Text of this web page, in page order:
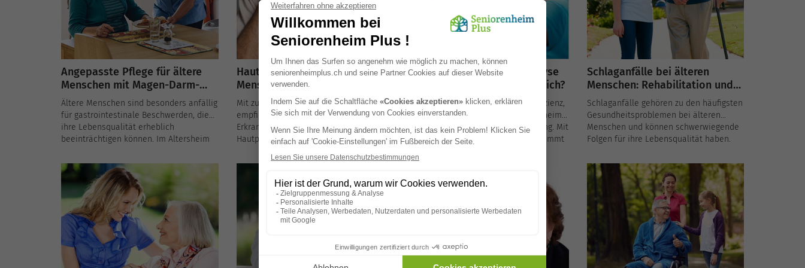
verbessern.
Bewohner fördern können.
Angepasste Pflege für ältere
Menschen mit Magen-Darm-
Beschwerden im Altersheim
Ältere Menschen sind besonders anfällig
für gastrointestinale Beschwerden, die
ihre Lebensqualität erheblich
beeinträchtigen können. Im Altersheim
Ernährungspläne und palliative Pflege
eine Schlüsselrolle, um Symptome zu
lindern und das Wohlbefinden der
Bewohner zu fördern. In diesem Artikel
zeigen wir, wie Altersheime diese
Herausforderungen bewältigen und die
Bedürfnisse von Senioren mit Magen-
Darm-Problemen erfüllen.
Hauterkrankungen bei älteren
Menschen: Prävention und
Behandlung im Altersheim
Mit zunehmendem Alter wird die Haut
empfindlicher und anfälliger für
Erkrankungen. In Altersheimen gehören
Hautprobleme wie Druckgeschwüre,
häufigsten Gesundheitsproblemen. In
Ursachen, präventive Maßnahmen und
Behandlungsansätze, die in
Altersheimen umgesetzt werden können,
um die Hautgesundheit der Bewohner zu
Niereninsuffizienz und Dialyse
im Altersheim: Ist das möglich?
Die Behandlung von Niereninsuffizienz,
insbesondere Dialyse, stellt Altersheime
vor eine besondere Herausforderung. Mit
der steigenden Lebenserwartung nimmt
von chronischen Nierenerkrankungen
wie Altersheime die speziellen
Bedürfnisse dieser Patienten bewältigen
und welche Lösungen verfügbar sind, um
Schlaganfälle bei älteren
Menschen: Rehabilitation und
Pflege im Altersheim
Schlaganfälle gehören zu den häufigsten
Gesundheitsproblemen bei älteren
Menschen und können schwerwiegende
Folgen für ihre Lebensqualität haben.
Rolle bei der Rehabilitation und der
langfristigen Betreuung von
Schlaganfallpatienten. In diesem Artikel
beleuchten wir, wie Altersheime
spezialisierte Dienstleistungen und
angepasste Infrastrukturen
bereitstellen, um die Genesung und das
Wohlbefinden der Bewohner zu fördern.